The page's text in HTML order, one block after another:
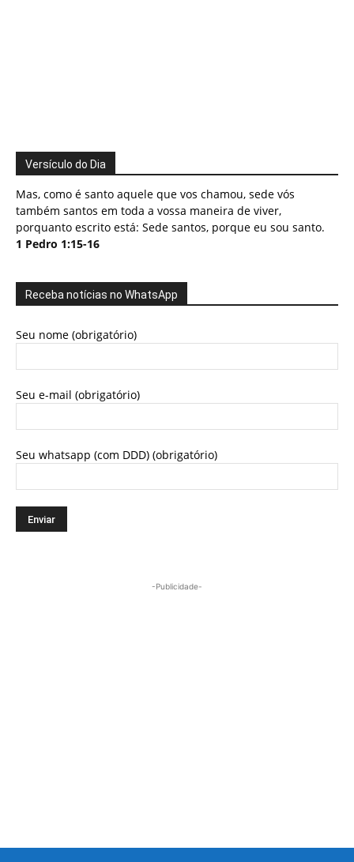
Versículo do Dia
Mas, como é santo aquele que vos chamou, sede vós
também santos em toda a vossa maneira de viver,
porquanto escrito está: Sede santos, porque eu sou santo.
1 Pedro 1:15-16
Receba notícias no WhatsApp
Seu nome (obrigatório)
Seu e-mail (obrigatório)
Seu whatsapp (com DDD) (obrigatório)
-Publicidade-